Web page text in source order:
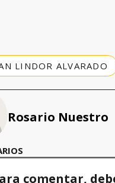
LINDOR ALVARADO
Rosario Nuestro
comentar,